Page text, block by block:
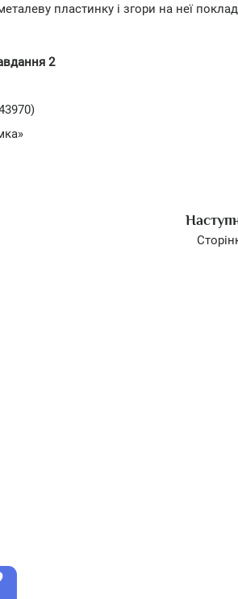
пластинку і згори на неї
2